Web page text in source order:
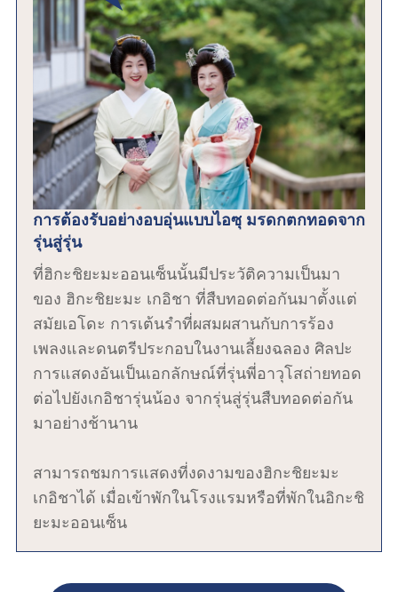
การต้องรับอย่างอบอุ่นแบบไอซุ มรดกตกทอดจาก
รุ่นสู่รุ่น
ที่ฮิกะชิยะมะออนเซ็นนั้นมีประวัติความเป็นมา
ของ ฮิกะชิยะมะ เกอิชา ที่สืบทอดต่อกันมาตั้งแต่
สมัยเอโดะ การเต้นรำที่ผสมผสานกับการร้อง
เพลงและดนตรีประกอบในงานเลี้ยงฉลอง ศิลปะ
การแสดงอันเป็นเอกลักษณ์ที่รุ่นพี่อาวุโสถ่ายทอด
ต่อไปยังเกอิชารุ่นน้อง จากรุ่นสู่รุ่นสืบทอดต่อกัน
มาอย่างช้านาน
สามารถชมการแสดงที่งดงามของฮิกะชิยะมะ
เกอิชาได้ เมื่อเข้าพักในโรงแรมหรือที่พักในอิกะชิ
ยะมะออนเซ็น